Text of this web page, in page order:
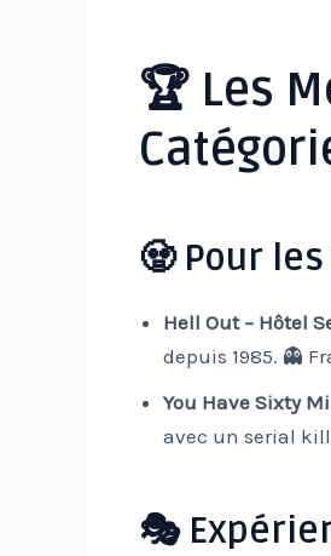
🏆 Les
🧟 Pour
Hell Out – Hôtel
depuis 1985. 👻
You Have Sixty
avec un serial
🎭